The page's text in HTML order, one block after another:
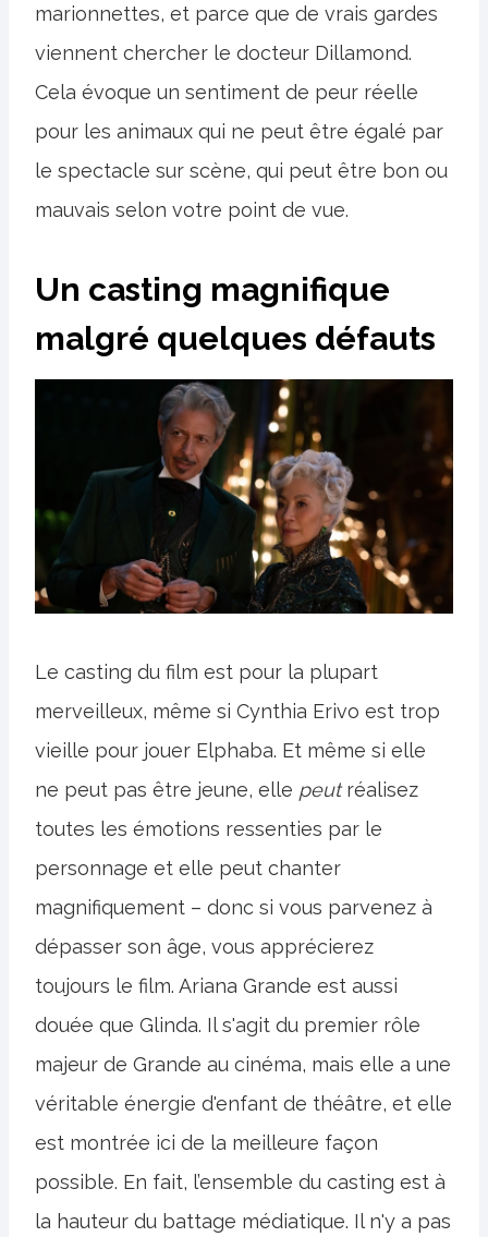
marionnettes, et parce que de vrais gardes
viennent chercher le docteur Dillamond.
Cela évoque un sentiment de peur réelle
pour les animaux qui ne peut être égalé par
le spectacle sur scène, qui peut être bon ou
mauvais selon votre point de vue.
Un casting magnifique
malgré quelques défauts
Le casting du film est pour la plupart
merveilleux, même si Cynthia Erivo est trop
vieille pour jouer Elphaba. Et même si elle
ne peut pas être jeune, elle peutréalisez
toutes les émotions ressenties par le
personnage et elle peut chanter
magnifiquement – ​​donc si vous parvenez à
dépasser son âge, vous apprécierez
toujours le film. Ariana Grande est aussi
douée que Glinda. Il s'agit du premier rôle
majeur de Grande au cinéma, mais elle a une
véritable énergie d'enfant de théâtre, et elle
est montrée ici de la meilleure façon
possible. En fait, l’ensemble du casting est à
la hauteur du battage médiatique. Il n'y a pas